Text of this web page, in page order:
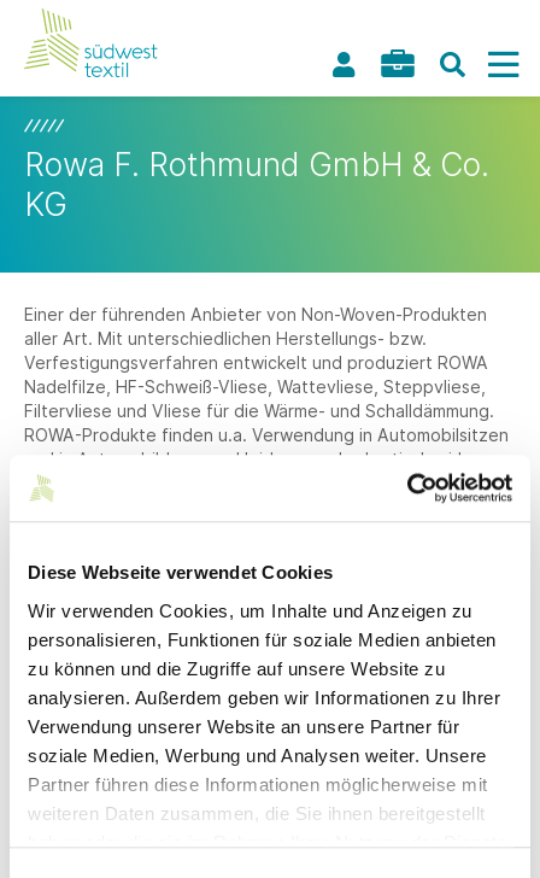
Diese Webseite verwendet Cookies
Wir verwenden Cookies, um Inhalte und Anzeigen zu
personalisieren, Funktionen für soziale Medien anbieten
zu können und die Zugriffe auf unsere Website zu
analysieren. Außerdem geben wir Informationen zu Ihrer
Verwendung unserer Website an unsere Partner für
soziale Medien, Werbung und Analysen weiter. Unsere
Partner führen diese Informationen möglicherweise mit
weiteren Daten zusammen, die Sie ihnen bereitgestellt
Rowa F. Rothmund GmbH & Co.
KG
Einer der führenden Anbieter von Non-Woven-Produkten
aller Art. Mit unterschiedlichen Herstellungs- bzw.
Verfestigungsverfahren entwickelt und produziert ROWA
Nadelfilze, HF-Schweiß-Vliese, Wattevliese, Steppvliese,
Filtervliese und Vliese für die Wärme- und Schalldämmung.
ROWA-Produkte finden u.a. Verwendung in Automobilsitzen
und in Automobil-Innenverkleidungen als akustisch wirksame
Abdämpfungsteile und komfortgebende Polsterungen, in
Polstermöbelauflagen und Konfektionssitzen sowie in
Kontakt
Rowa F. Rothmund GmbH & Co. KG
Eisenschmiede 20
73432 Aalen-Unterkochen
Telefon:+49 7361 9872-0
Telefax:+49 7361 9872-52